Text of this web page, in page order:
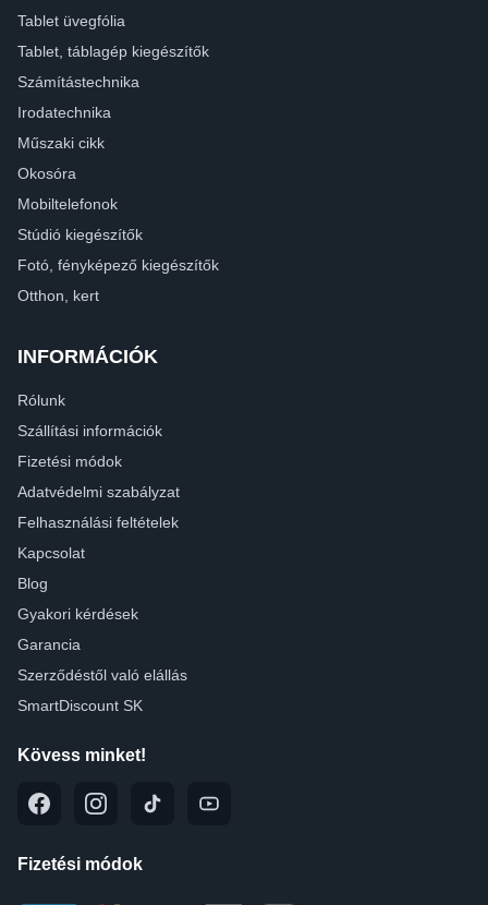
Tablet üvegfólia
Tablet, táblagép kiegészítők
Számítástechnika
Irodatechnika
Műszaki cikk
Okosóra
Mobiltelefonok
Stúdió kiegészítők
Fotó, fényképező kiegészítők
Otthon, kert
INFORMÁCIÓK
Rólunk
Szállítási információk
Fizetési módok
Adatvédelmi szabályzat
Felhasználási feltételek
Kapcsolat
Blog
Gyakori kérdések
Garancia
Szerződéstől való elállás
SmartDiscount SK
Kövess minket!
Fizetési módok